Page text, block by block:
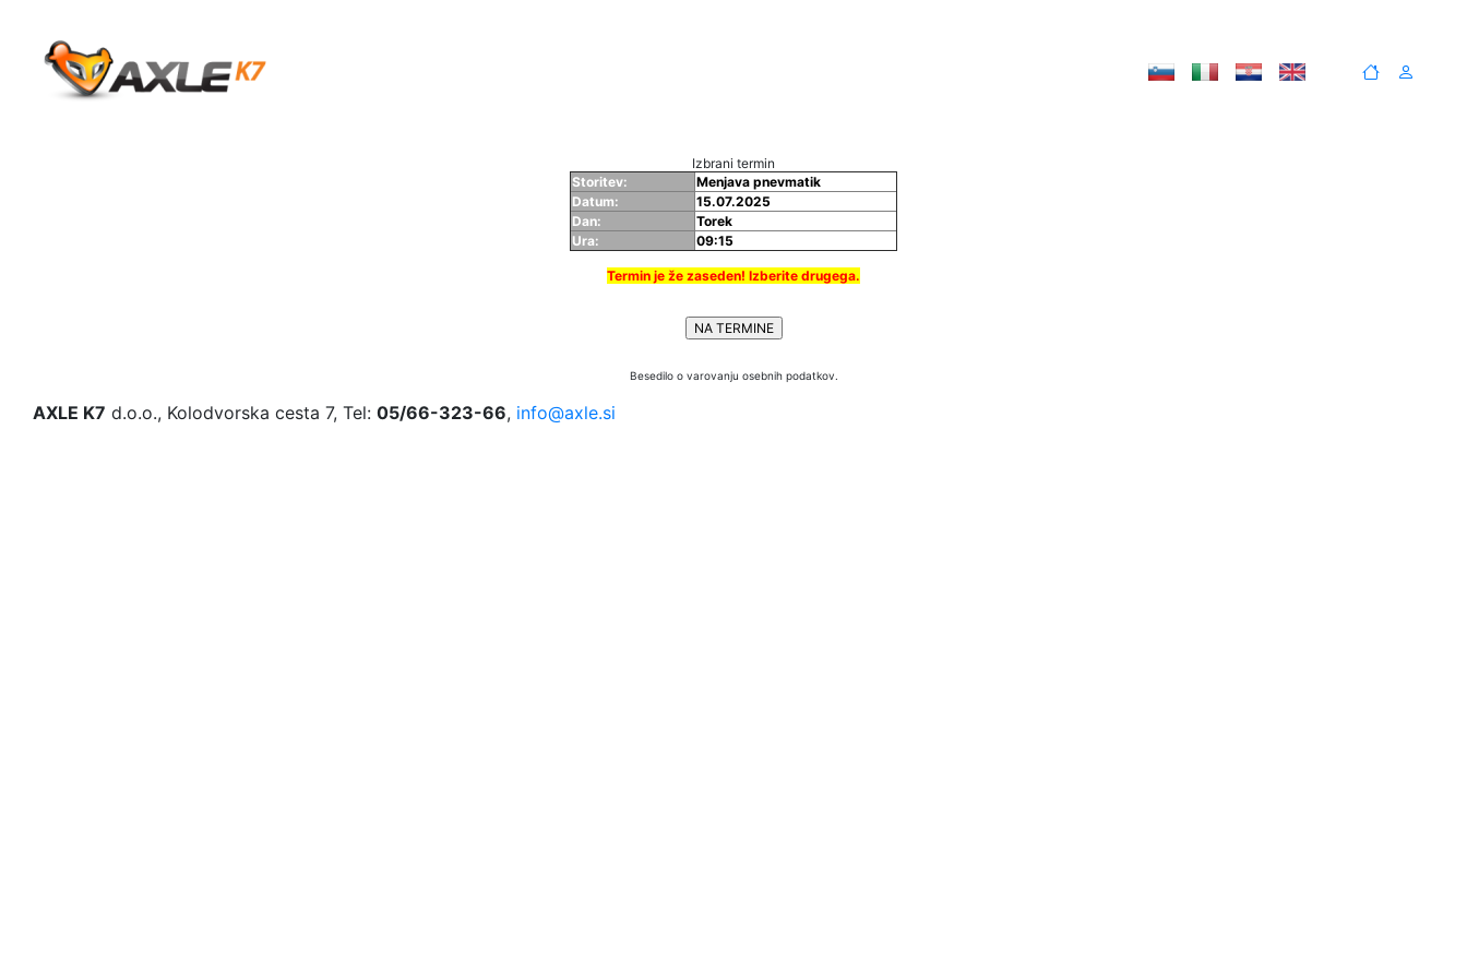
Izbrani termin
Storitev:
Menjava pnevmatik
Datum:
15.07.2025
Dan:
Torek
Ura:
09:15
Termin je že zaseden! Izberite drugega.
Besedilo o varovanju osebnih podatkov.
AXLE K7 d.o.o., Kolodvorska cesta 7, Tel: 05/66-323-66, info@axle.si